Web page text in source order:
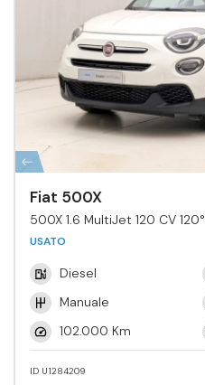
Fiat 500X
500X 1.6 MultiJet 120 CV 120°
USATO
Diesel
Manuale
102.000 Km
ID U1284209